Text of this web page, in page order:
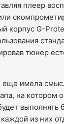
плеер
корпус G-
тюнер
еще имела
на котором
выполнять
из них